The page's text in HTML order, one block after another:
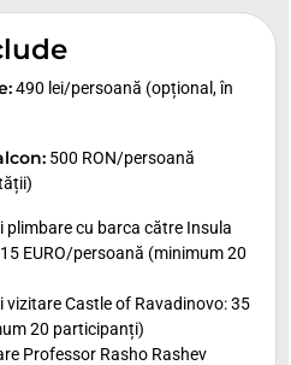
490 lei/persoană (opțional, în
500 RON/persoană
plimbare cu barca către Insula
EURO/persoană (minimum 20
vizitare Castle of Ravadinovo: 35
20 participanți)
Professor Rasho Rashev